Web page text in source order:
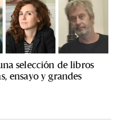
selección de libros
ensayo y grandes